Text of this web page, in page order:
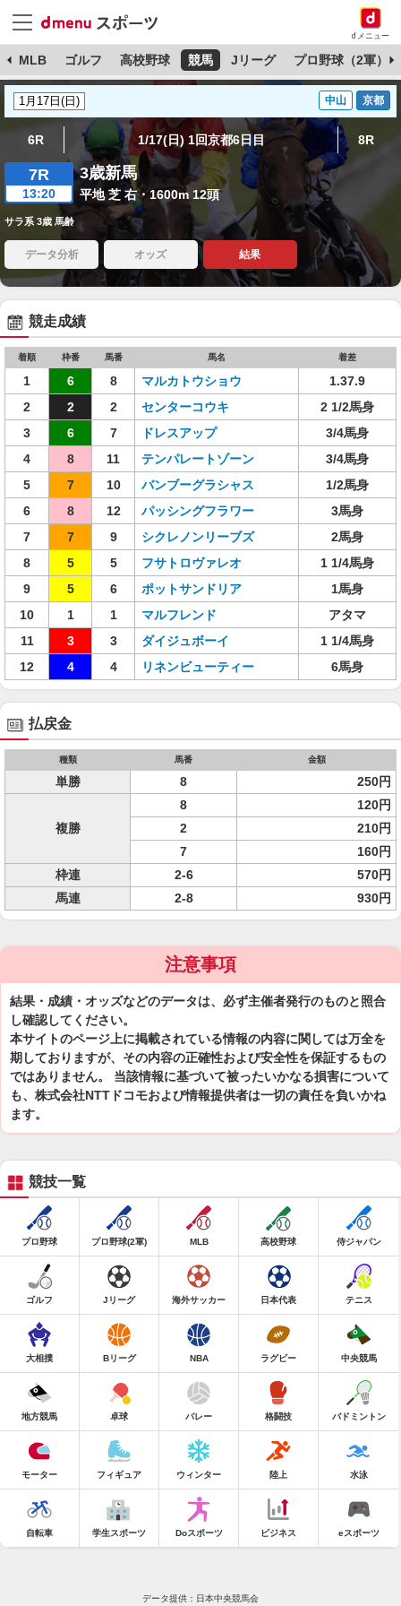
dメニュー
MLB ゴルフ 高校野球 競馬 Jリーグ プロ野球（2軍）
中山 京都
6R 1/17(日) 1回京都6日目 8R
7R
13:20
3歳新馬
平地 芝 右・1600m 12頭
サラ系 3歳 馬齢
データ分析 オッズ 結果
競走成績
着順 枠番 馬番 馬名 着差
1 6 8 マルカトウショウ
1.37.9
2
2 2 センターコウキ
2 1/2馬身
3
6 7 ドレスアップ
3/4馬身
4
8 11 テンパレートゾーン
3/4馬身
5
7 10 バンブーグラシャス
1/2馬身
6
8 12 パッシングフラワー
3馬身
7
7 9 シクレノンリーブズ
2馬身
8
5 5 フサトロヴァレオ
1 1/4馬身
9
5 6 ポットサンドリア
1馬身
10
1 1 マルフレンド
アタマ
11
3 3 ダイジュボーイ
1 1/4馬身
12
4 4 リネンビューティー 6馬身
払戻金
種類 馬番 金額
単勝 8 250円
複勝
8
120円
2
210円
7
160円
枠連
2-6
570円
馬連
2-8 930円
注意事項
結果・成績・オッズなどのデータは、必ず主催者発行のものと照合
し確認してください。
本サイトのページ上に掲載されている情報の内容に関しては万全を
期しておりますが、その内容の正確性および安全性を保証するもの
ではありません。 当該情報に基づいて被ったいかなる損害について
も、株式会社NTTドコモおよび情報提供者は一切の責任を負いかね
ます。
競技一覧
プロ野球 プロ野球(2軍) MLB 高校野球 侍ジャパン
ゴルフ Jリーグ 海外サッカー 日本代表 テニス
大相撲 Bリーグ NBA ラグビー 中央競馬
地方競馬 卓球 バレー 格闘技 バドミントン
モーター フィギュア ウィンター 陸上 水泳
自転車 学生スポーツ Doスポーツ ビジネス eスポーツ
データ提供：日本中央競馬会